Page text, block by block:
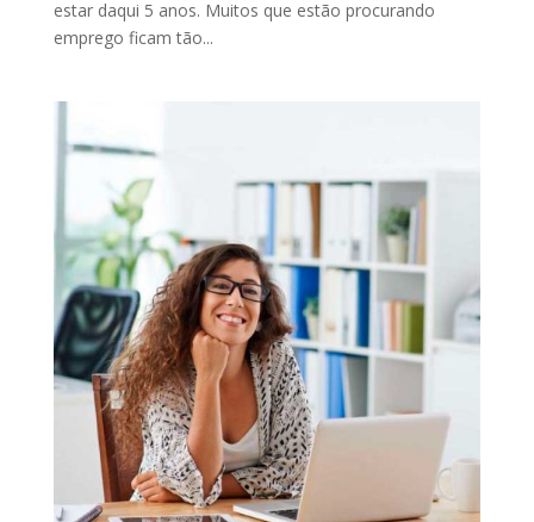
estar daqui 5 anos. Muitos que estão procurando
emprego ficam tão...